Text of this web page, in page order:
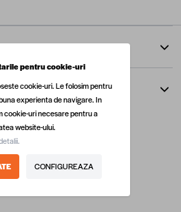
termice
pentru cookie-uri
cookie-uri. Le folosim pentru
experienta de navigare. In
cookie-uri necesare pentru a
website-ului.
CONFIGUREAZA